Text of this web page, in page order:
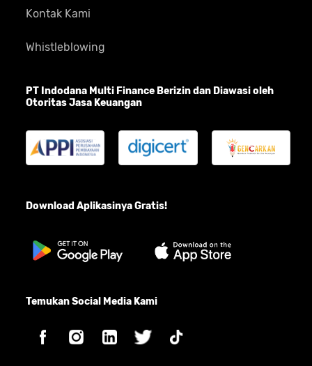
Kontak Kami
Whistleblowing
PT Indodana Multi Finance Berizin dan Diawasi oleh
Otoritas Jasa Keuangan
Download Aplikasinya Gratis!
Temukan Social Media Kami